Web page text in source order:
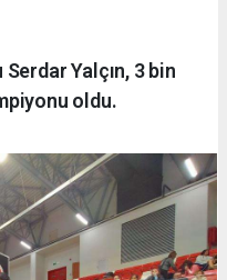
Yalçın, 3 bin
oldu.